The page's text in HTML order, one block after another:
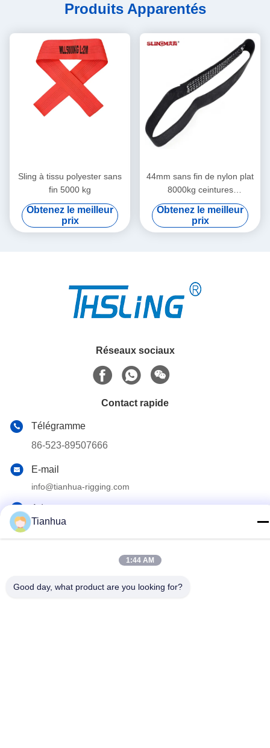
Produits Apparentés
Sling à tissu polyester sans
fin 5000 kg
Obtenez le meilleur
prix
44mm sans fin de nylon plat
8000kg ceintures
d'amortisseur
Obtenez le meilleur
prix
Réseaux sociaux
Contact rapide
Télégramme
86-523-89507666
E-mail
info@tianhua-rigging.com
Adresse
N° 8, Route de Xinqiao, Parc Industriel de Lingang, District
Chine Bonne qualité Élingue de levage de polyester Le
Tianhua
1:44 AM
Good day, what product are you looking for?